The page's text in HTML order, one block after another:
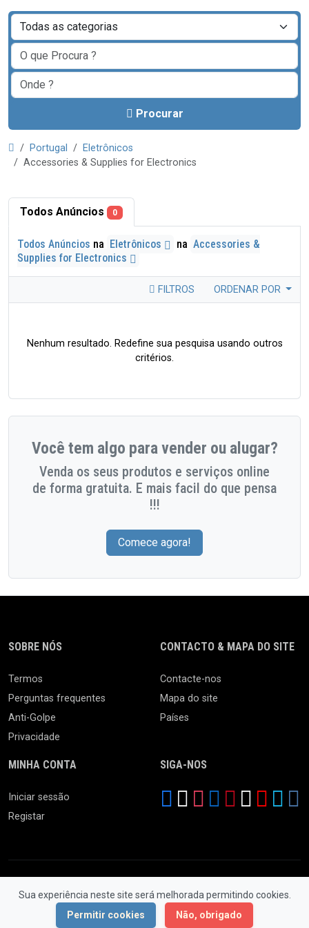
Procurar
Portugal
Eletrônicos
Accessories & Supplies for Electronics
Todos Anúncios 0
Todos Anúncios na Eletrônicos na Accessories &
Supplies for Electronics
FILTROS ORDENAR POR
Nenhum resultado. Redefine sua pesquisa usando outros
critérios.
Você tem algo para vender ou alugar?
Venda os seus produtos e serviços online
de forma gratuita. E mais facil do que pensa
!!!
Comece agora!
Sua experiência neste site será melhorada permitindo cookies.
Permitir cookies
Não, obrigado
SOBRE NÓS
Termos
Perguntas frequentes
Anti-Golpe
Privacidade
CONTACTO & MAPA DO SITE
Contacte-nos
Mapa do site
Países
MINHA CONTA
Iniciar sessão
Registar
SIGA-NOS
© 2026 Ferro Velho. Todos os Direitos Reservados.